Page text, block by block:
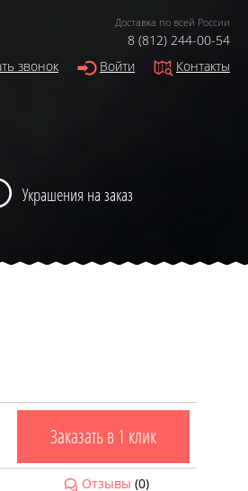
Доставка по всей России
8 (812) 244-00-54
звонок
Войти Контакты
Украшения на заказ
Заказать в 1 клик
Отзывы (0)